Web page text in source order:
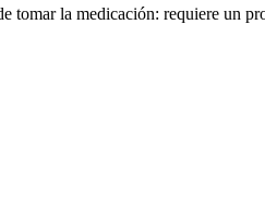
tomar la medicación: requiere un